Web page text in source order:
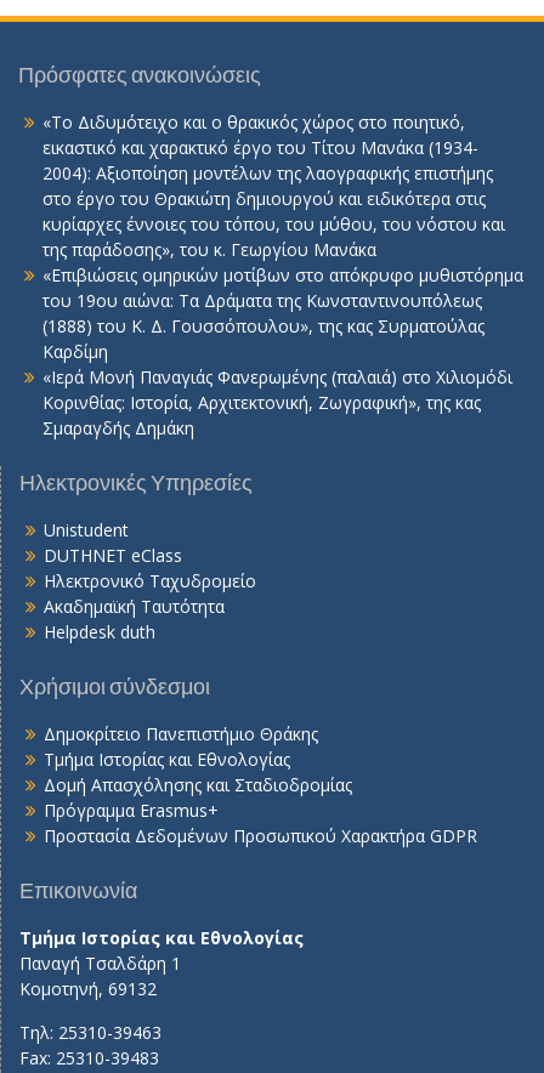
Πρόσφατες ανακοινώσεις
«Το Διδυμότειχο και ο θρακικός χώρος στο ποιητικό,
εικαστικό και χαρακτικό έργο του Τίτου Μανάκα (1934-
2004): Αξιοποίηση μοντέλων της λαογραφικής επιστήμης
στο έργο του Θρακιώτη δημιουργού και ειδικότερα στις
κυρίαρχες έννοιες του τόπου, του μύθου, του νόστου και
της παράδοσης», του κ. Γεωργίου Μανάκα
«Επιβιώσεις ομηρικών μοτίβων στο απόκρυφο μυθιστόρημα
του 19ου αιώνα: Τα Δράματα της Κωνσταντινουπόλεως
(1888) του Κ. Δ. Γουσσόπουλου», της κας Συρματούλας
Καρδίμη
«Ιερά Μονή Παναγιάς Φανερωμένης (παλαιά) στο Χιλιομόδι
Κορινθίας: Ιστορία, Αρχιτεκτονική, Ζωγραφική», της κας
Σμαραγδής Δημάκη
Ηλεκτρονικές Υπηρεσίες
Unistudent
DUTHNET eClass
Ηλεκτρονικό Ταχυδρομείο
Ακαδημαϊκή Ταυτότητα
Helpdesk duth
Χρήσιμοι σύνδεσμοι
Δημοκρίτειο Πανεπιστήμιο Θράκης
Τμήμα Ιστορίας και Εθνολογίας
Δομή Απασχόλησης και Σταδιοδρομίας
Πρόγραμμα Erasmus+
Προστασία Δεδομένων Προσωπικού Χαρακτήρα GDPR
Επικοινωνία
Τμήμα Ιστορίας και Εθνολογίας
Παναγή Τσαλδάρη 1
Κομοτηνή, 69132
Τηλ: 25310-39463
Fax: 25310-39483